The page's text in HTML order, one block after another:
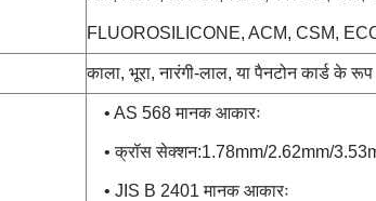
FLUOROSILICONE, ACM, CSM,
काला, भूरा, नारंगी-लाल, या पैनटोन कार्ड के
• AS 568 मानक आकारः
• क्रॉस सेक्शन:1.78mm/2.62mm/
• JIS B 2401 मानक आकारः